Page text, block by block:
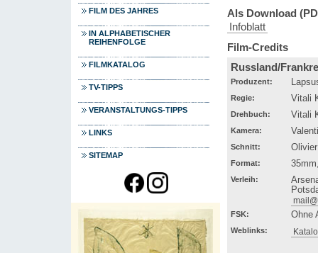
FILM DES JAHRES
IN ALPHABETISCHER
REIHENFOLGE
FILMKATALOG
TV-TIPPS
VERANSTALTUNGS-TIPPS
LINKS
SITEMAP
Als Download
Infoblatt
Film-Credits
Russland/
Produzent:
Regie: Vitali
Drehbuch: Vitali
Kamera:
Schnitt:
Format:
Verleih:
FSK: Ohne
Weblinks: